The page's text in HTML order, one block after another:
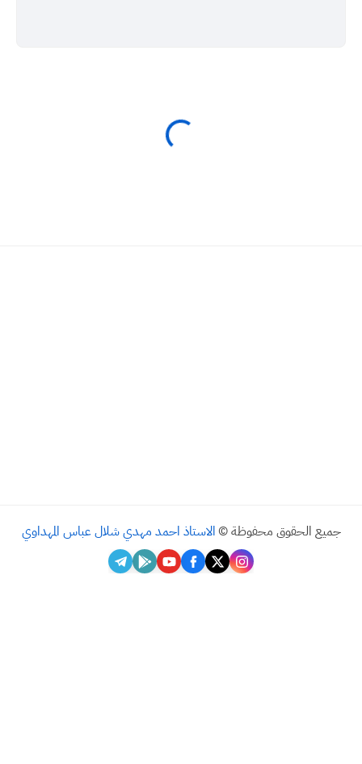
الحقوق محفوظة ©الاستاذ احمد مهدي شلال عباس المهداوي